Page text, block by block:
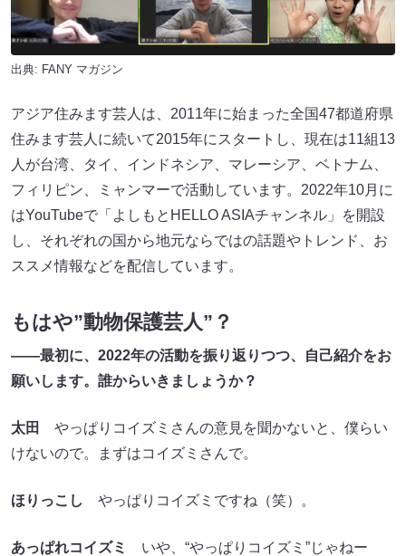
出典: FANY マガジン
アジア住みます芸人は、2011年に始まった全国47都道府県
住みます芸人に続いて2015年にスタートし、現在は11組13
人が台湾、タイ、インドネシア、マレーシア、ベトナム、
フィリピン、ミャンマーで活動しています。2022年10月に
はYouTubeで「よしもとHELLO ASIAチャンネル」を開設
し、それぞれの国から地元ならではの話題やトレンド、お
ススメ情報などを配信しています。
もはや”動物保護芸人”？
――最初に、2022年の活動を振り返りつつ、自己紹介をお
願いします。誰からいきましょうか？
太田
やっぱりコイズミさんの意見を聞かないと、僕らい
けないので。まずはコイズミさんで。
ほりっこし やっぱりコイズミですね（笑）。
あっぱれコイズミ
いや、“やっぱりコイズミ”じゃねー